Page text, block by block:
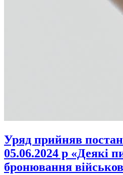
Уряд прийняв
05.06.2024 р «Деякі
бронювання